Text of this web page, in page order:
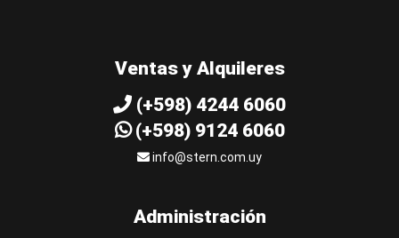
Ventas y Alquileres
(+598) 4244 6060
(+598) 9124 6060
info@stern.com.uy
Administración